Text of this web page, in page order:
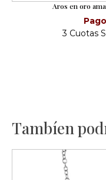
Aros en oro
3 Cuotas
Tambíen